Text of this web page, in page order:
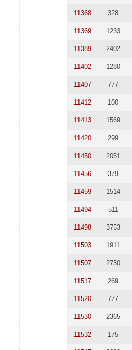
11368 328
11369 1233
11389 2402
11402 1280
11407 777
11412 100
11413 1569
11420 299
11450 2051
11456 379
11459 1514
11494 511
11498 3753
11503 1911
11507 2750
11517 269
11520 777
11530 2365
11532 175